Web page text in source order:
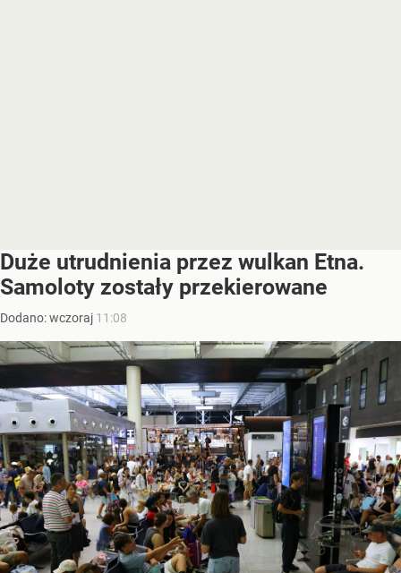
Duże utrudnienia przez wulkan Etna.
Samoloty zostały przekierowane
Dodano:wczoraj 11:08